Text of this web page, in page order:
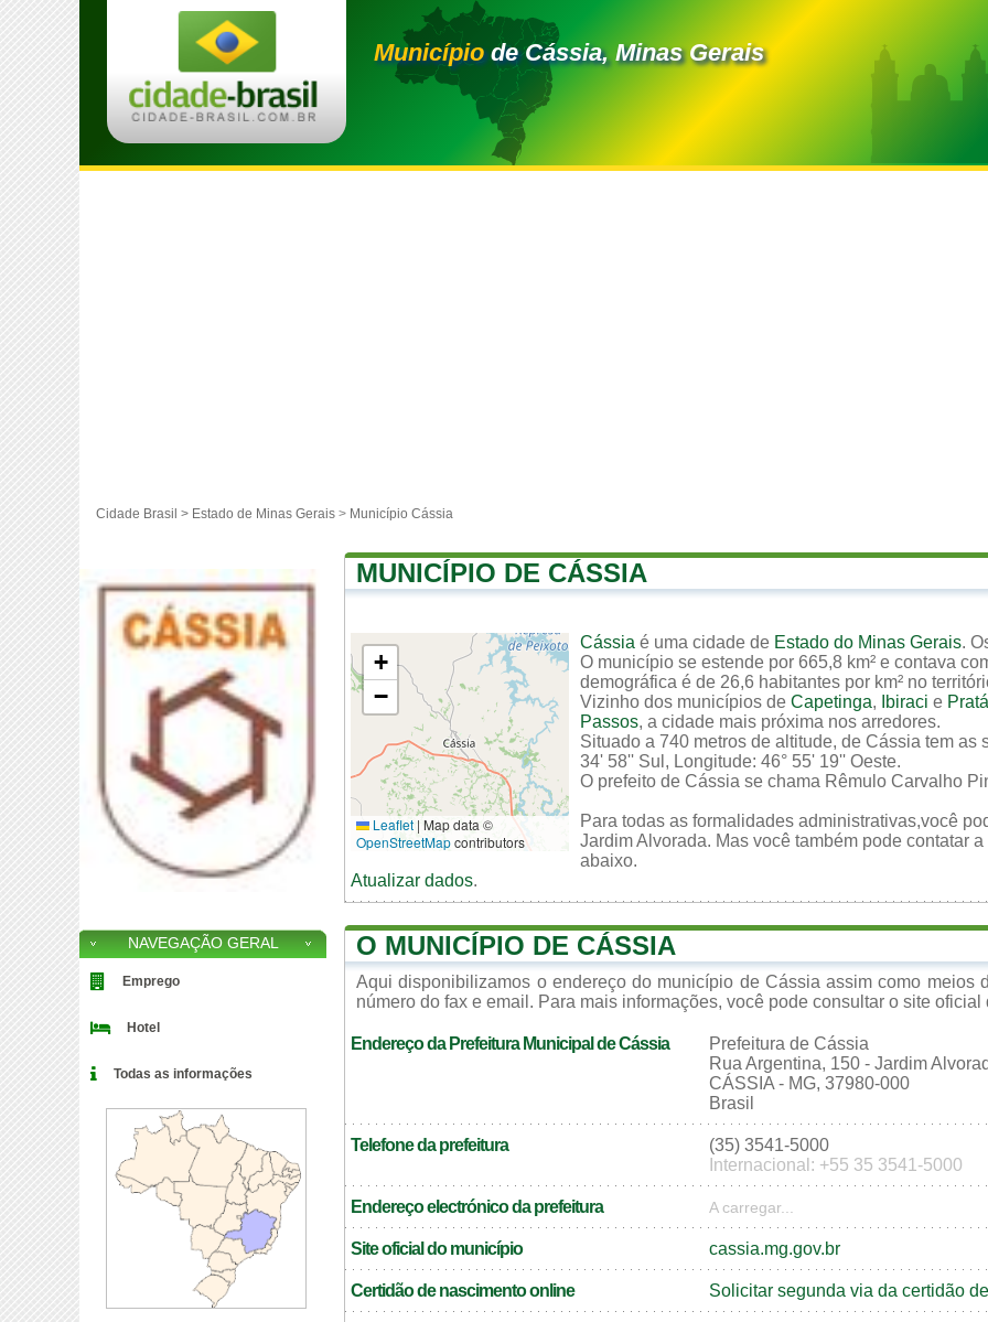
Municípiode Cássia, Minas Gerais
Cidade Brasil > Estado de Minas Gerais > Município Cássia
MUNICÍPIO DE CÁSSIA
+
−
Leaflet | Map data ©
OpenStreetMapcontributors
Cássia é uma cidade de Estado do Minas Gerais.
O município se estende por 665,8 km² e contava
demográfica é de 26,6 habitantes por km² no
Vizinho dos municípios de Capetinga, Ibiraci e
Passos, a cidade mais próxima nos arredores.
Situado a 740 metros de altitude, de Cássia tem
34' 58'' Sul, Longitude: 46° 55' 19'' Oeste.
O prefeito de Cássia se chama Rêmulo Carvalho
Para todas as formalidades administrativas,você
Jardim Alvorada. Mas você também pode contatar
abaixo.
Atualizar dados.
O MUNICÍPIO DE CÁSSIA
Aqui disponibilizamos o endereço do município de Cássia assim como meios
número do fax e email. Para mais informações, você pode consultar o site oficial
Endereço da Prefeitura Municipal de Cássia
Prefeitura de Cássia
Rua Argentina, 150 - Jardim
CÁSSIA - MG, 37980-000
Brasil
Telefone da prefeitura
(35) 3541-5000
Internacional: +55 35 3541-5000
Endereço electrónico da prefeitura A carregar...
Site oficial do município cassia.mg.gov.br
Certidão de nascimento online Solicitar segunda via da certidão
NAVEGAÇÃO GERAL
Emprego
Hotel
Todas as informações